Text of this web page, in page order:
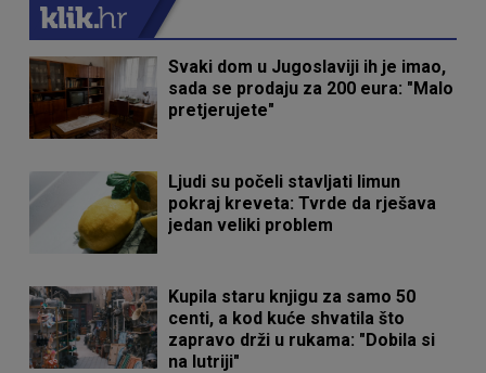
Svaki dom u Jugoslaviji ih je imao,
sada se prodaju za 200 eura: "Malo
pretjerujete"
Ljudi su počeli stavljati limun
pokraj kreveta: Tvrde da rješava
jedan veliki problem
Kupila staru knjigu za samo 50
centi, a kod kuće shvatila što
zapravo drži u rukama: "Dobila si
na lutriji"